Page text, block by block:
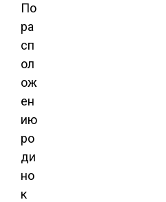
По
ра
сп
ол
ож
ен
ию
ро
ди
но
к